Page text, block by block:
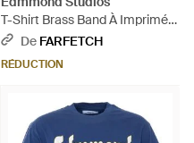
T-Shirt Brass Band À Imprimé
Graphique - Blanc
De FARFETCH
RÉDUCTION